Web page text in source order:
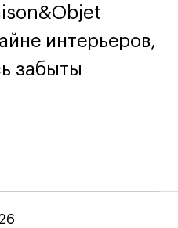
интерьеров,
забыты
интерьеров,
забыты